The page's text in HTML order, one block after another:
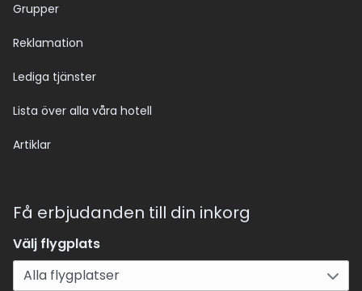
Grupper
Reklamation
Lediga tjänster
Lista över alla våra hotell
Artiklar
Få erbjudanden till din inkorg
Välj flygplats